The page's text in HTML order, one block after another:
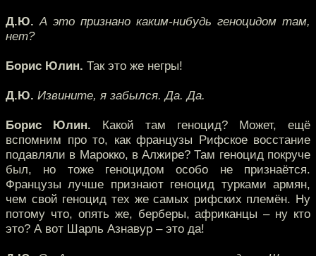
Д.Ю. А это признано каким-нибудь геноцидом там,
нет?
Борис Юлин. Так это же негры!
Д.Ю. Извините, я забылся. Да. Да.
Борис Юлин. Какой там геноцид? Может, ещё
вспомним про то, как французы Рифское восстание
подавляли в Марокко, в Алжире? Там геноцид покруче
был, но тоже геноцидом особо не признаётся.
Французы лучше признают геноцид турками армян,
чем свой геноцид тех же самых рифских племён. Ну
потому что, опять же, берберы, африканцы – ну кто
это? А вот Шарль Азнавур – это да!